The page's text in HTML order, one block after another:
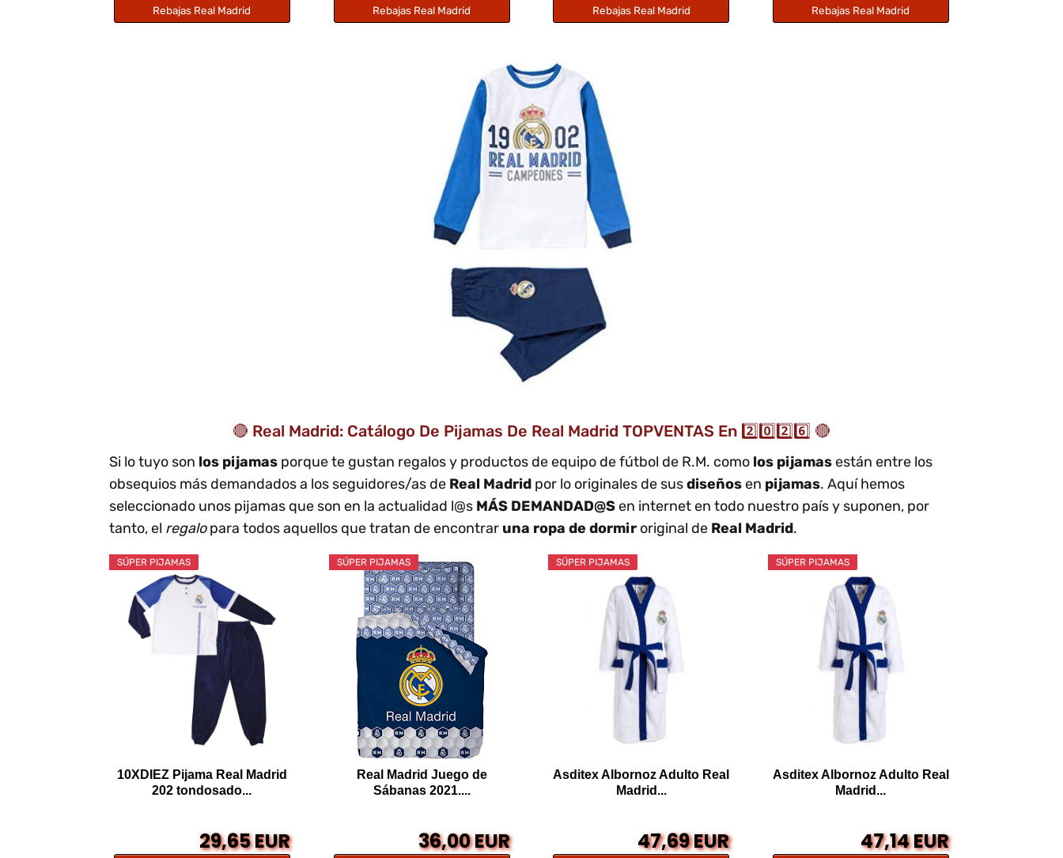
Rebajas Real Madrid Rebajas Real Madrid Rebajas Real Madrid Rebajas Real Madrid
🔴 Real Madrid: Catálogo De Pijamas De Real Madrid TOPVENTAS En 2️⃣0️⃣2️⃣6️⃣ 🔴
Si lo tuyo son los pijamas porque te gustan regalos y productos de equipo de fútbol de R.M. como los pijamasestán entre los
obsequios más demandados a los seguidores/as de Real Madrid por lo originales de susdiseñosen pijamas. Aquí hemos
seleccionado unos pijamas que son en la actualidad l@s MÁS DEMANDAD@Sen internet en todo nuestro país y suponen, por
tanto, el regalopara todos aquellos que tratan de encontrar una ropa de dormir original de Real Madrid.
SÚPER PIJAMAS
10XDIEZ Pijama Real Madrid
202 tondosado...
29,65 EUR
SÚPER PIJAMAS
Real Madrid Juego de
Sábanas 2021....
36,00 EUR
SÚPER PIJAMAS
Asditex Albornoz Adulto Real
Madrid...
47,69 EUR
SÚPER PIJAMAS
Asditex Albornoz Adulto Real
Madrid...
47,14 EUR